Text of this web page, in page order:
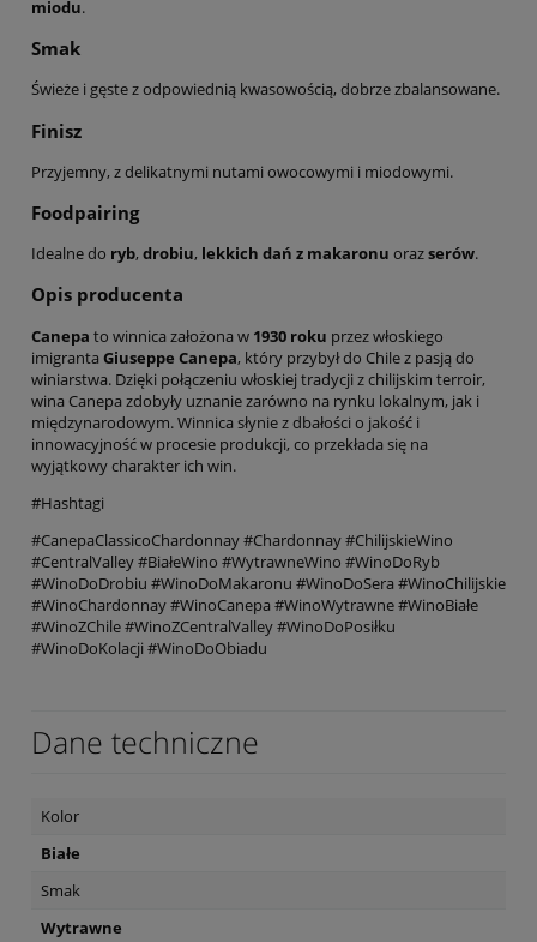
miodu.
Smak
Świeże i gęste z odpowiednią kwasowością, dobrze zbalansowane.
Finisz
Przyjemny, z delikatnymi nutami owocowymi i miodowymi.
Foodpairing
Idealne do ryb, drobiu, lekkich dań z makaronu orazserów.
Opis producenta
Canepa to winnica założona w 1930 roku przez włoskiego
imigranta Giuseppe Canepa, który przybył do Chile z pasją do
winiarstwa. Dzięki połączeniu włoskiej tradycji z chilijskim terroir,
wina Canepa zdobyły uznanie zarówno na rynku lokalnym, jak i
międzynarodowym. Winnica słynie z dbałości o jakość i
innowacyjność w procesie produkcji, co przekłada się na
wyjątkowy charakter ich win.
#Hashtagi
#CanepaClassicoChardonnay #Chardonnay #ChilijskieWino
#CentralValley #BiałeWino #WytrawneWino #WinoDoRyb
#WinoDoDrobiu #WinoDoMakaronu #WinoDoSera #WinoChilijskie
#WinoChardonnay #WinoCanepa #WinoWytrawne #WinoBiałe
#WinoZChile #WinoZCentralValley #WinoDoPosiłku
#WinoDoKolacji #WinoDoObiadu
Dane techniczne
Kolor
Białe
Smak
Wytrawne